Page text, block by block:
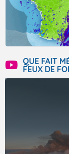
QUE FAIT
FEUX DE